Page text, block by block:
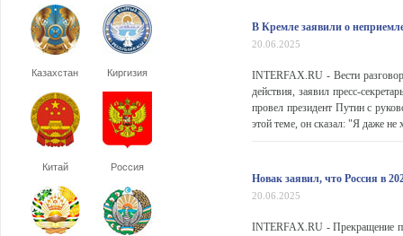
Казахстан Киргизия
Китай Россия
В Кремле заявили о
20.06.2025
INTERFAX.RU - Вести
действия, заявил пресс-
провел президент Путин с
этой теме, он сказал: "Я даже
Новак заявил, что Россия в
20.06.2025
INTERFAX.RU - Прекращение